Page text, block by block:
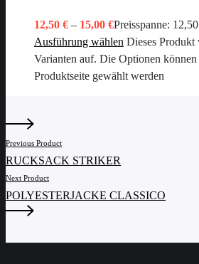
12,50 € – 15,00 €Preisspanne:
Ausführung wählen Dieses Produkt
Varianten auf. Die Optionen können
Produktseite gewählt werden
Previous Product
RUCKSACK STRIKER
Next Product
POLYESTERJACKE CLASSICO